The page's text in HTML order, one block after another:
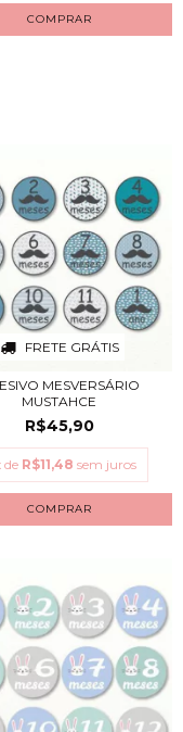
FRETE GRÁTIS
MESVERSÁRIO
MUSTAHCE
R$45,90
de R$11,48 sem juros